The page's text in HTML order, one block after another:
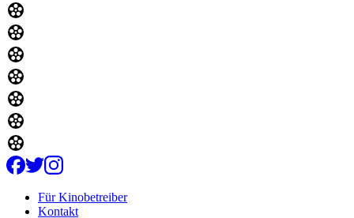
Für Kinobetreiber
Kontakt